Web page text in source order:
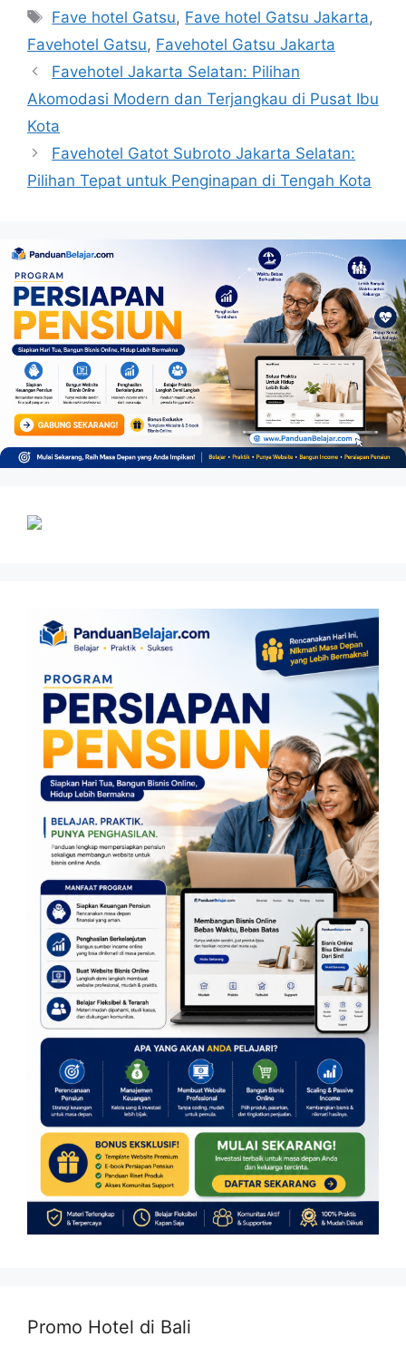
Tags
Fave hotel Gatsu, Fave hotel Gatsu Jakarta,
Favehotel Gatsu, Favehotel Gatsu Jakarta
Favehotel Jakarta Selatan: Pilihan
Akomodasi Modern dan Terjangkau di Pusat Ibu
Kota
Favehotel Gatot Subroto Jakarta Selatan:
Pilihan Tepat untuk Penginapan di Tengah Kota
Promo Hotel di Bali